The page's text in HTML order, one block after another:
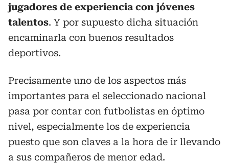
jugadores de experiencia con jóvenes
talentos. Y por supuesto dicha situación
encaminarla con buenos resultados
deportivos.
Precisamente uno de los aspectos más
importantes para el seleccionado nacional
pasa por contar con futbolistas en óptimo
nivel, especialmente los de experiencia
puesto que son claves a la hora de ir llevando
a sus compañeros de menor edad.